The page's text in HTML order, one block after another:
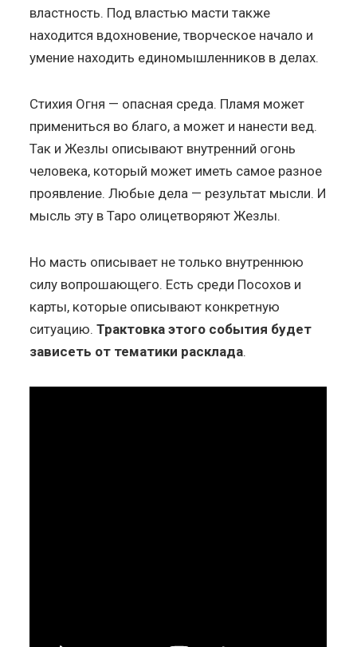
властность. Под властью масти также
находится вдохновение, творческое начало и
умение находить единомышленников в делах.
Стихия Огня — опасная среда. Пламя может
примениться во благо, а может и нанести вед.
Так и Жезлы описывают внутренний огонь
человека, который может иметь самое разное
проявление. Любые дела — результат мысли. И
мысль эту в Таро олицетворяют Жезлы.
Но масть описывает не только внутреннюю
силу вопрошающего. Есть среди Посохов и
карты, которые описывают конкретную
ситуацию.Трактовка этого события будет
зависеть от тематики расклада.